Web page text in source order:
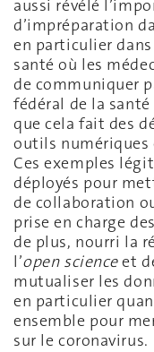
aussi révélé
d’impréparation
en particulier
santé où les
de communiquer
fédéral de la santé
que cela fait des
outils numériques
Ces exemples
déployés pour
de collaboration
prise en charge
de plus, nourri la
l’open scienceet
mutualiser les
en particulier
ensemble pour
sur le coronavirus.